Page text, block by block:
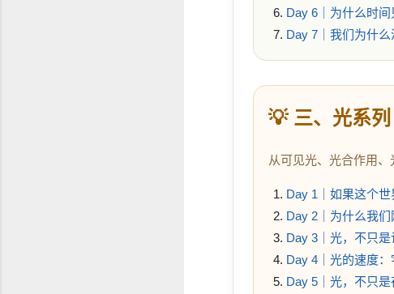
Day 6｜为什么时间
Day 7｜我们为什么
💡 三、光系
从可见光、光合作用、
Day 1｜如果这个
Day 2｜为什么我们
Day 3｜光，不只
Day 4｜光的速度
Day 5｜光，不只是